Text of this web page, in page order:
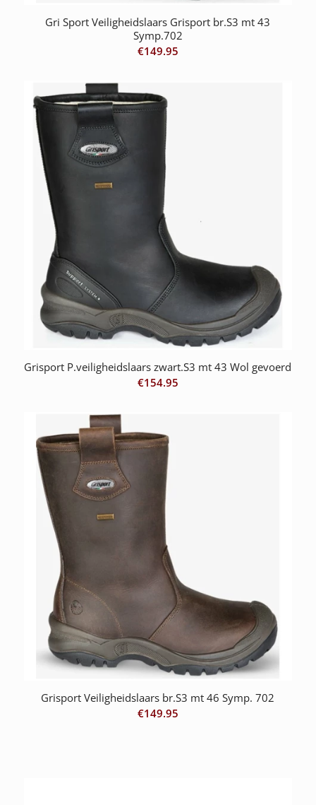
Gri Sport Veiligheidslaars Grisport br.S3 mt 43
Symp.702
€149.95
Grisport P.veiligheidslaars zwart.S3 mt 43 Wol gevoerd
€154.95
Grisport Veiligheidslaars br.S3 mt 46 Symp. 702
€149.95